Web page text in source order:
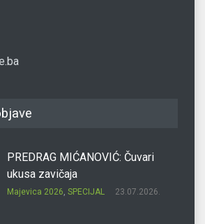
PREDRAG MIĆANOVIĆ: Čuvari
ukusa zavičaja
Majevica 2026, SPECIJAL 23.07.2026.